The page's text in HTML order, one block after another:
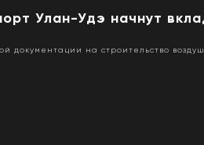
Улан-Удэ начнут
документации на строительство